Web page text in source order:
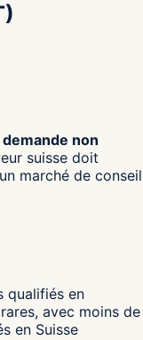
non
suisse doit
marché de conseil
qualifiés en
avec moins de
en Suisse